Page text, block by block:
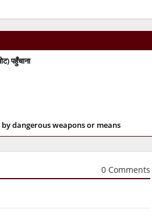
पहुँचाना
dangerous weapons or means
0 Comments